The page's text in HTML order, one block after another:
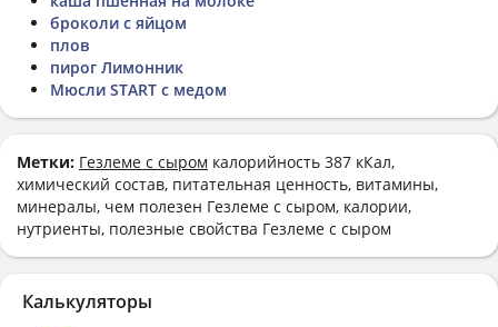
броколи с яйцом
плов
пирог Лимонник
Мюсли START с медом
Метки: Гезлеме с сыром калорийность 387 кКал,
химический состав, питательная ценность, витамины,
минералы, чем полезен Гезлеме с сыром, калории,
нутриенты, полезные свойства Гезлеме с сыром
Калькуляторы